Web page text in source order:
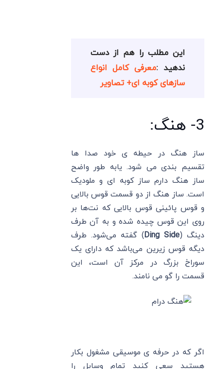
این مطلب را هم از دست
ندهید :معرفی کامل انواع
سازهای کوبه ای+ تصاویر
3- هنگ:
ساز هنگ در حیطه ی خود صدا ها
تقسیم بندی می شود. یابه طور واضح
ساز هنگ دارم ساز کوبه ای و ملودیک
است. ساز هنگ از دو قسمت قوس بالایی
و قوس پائینی قوس بالایی که نت‌ها بر
روی این قوس چیده شده و به آن طرف
دینگ (Ding Side) گفته می‌شود. طرف
دیگه قوس زیرین می‌باشد که دارای یک
سوراخ بزرگ در مرکز آن است، این
قسمت را گو می نامند.
اگر که در حرفه ی موسیقی مشغول بکار
هستید سعی کنید تمام وسایل را